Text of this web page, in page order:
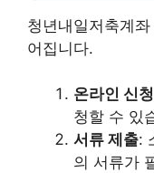
청년내일저축계
어집니다.
온라인 신청
청할 수 있
서류 제출:
의 서류가